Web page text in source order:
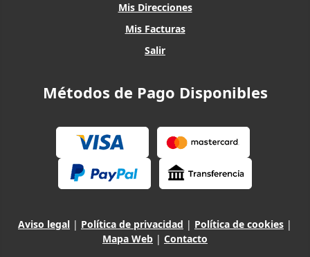
Mis Direcciones
Mis Facturas
Salir
Métodos de Pago Disponibles
Aviso legal | Política de privacidad | Política de cookies |
Mapa Web | Contacto